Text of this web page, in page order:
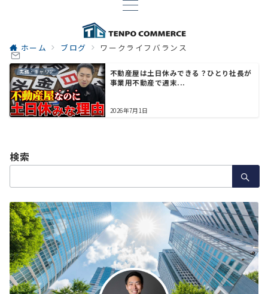
ホーム ブログ ワークライフバランス
実務・キャリア
不動産屋は土日休みできる？ひとり社長が
事業用不動産で週末...
2026年7月1日
検索
索：